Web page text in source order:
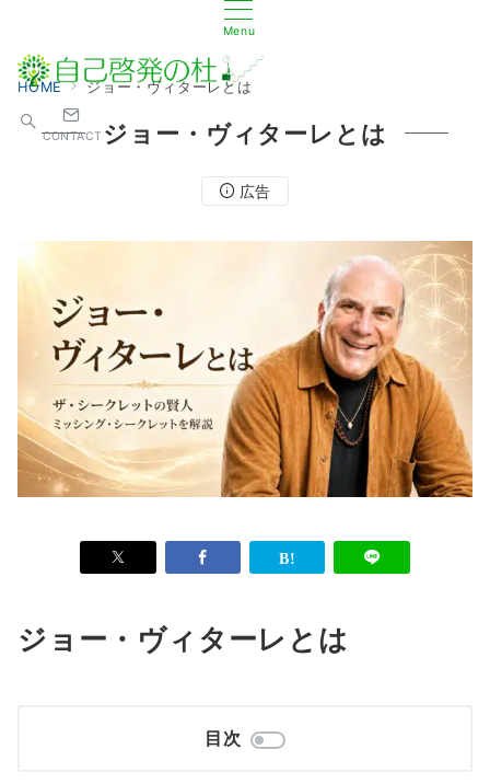
Menu
CONTACT
HOME ジョー・ヴィターレとは
ジョー・ヴィターレとは
広告
ジョー・ヴィターレとは
目次